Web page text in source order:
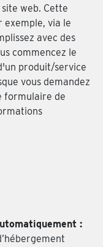
web. Cette
exemple, via le
avec des
commencez le
produit/service
vous demandez
formulaire de
: